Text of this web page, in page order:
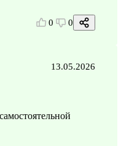
0 0
13.05.2026